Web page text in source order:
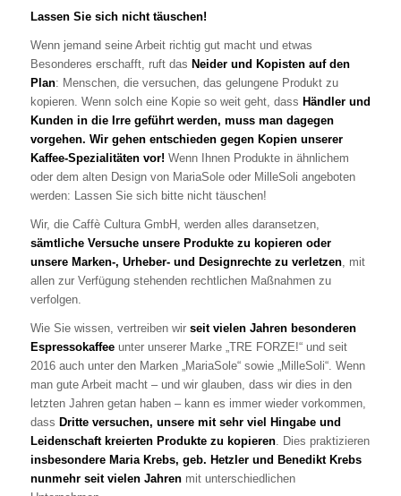
Lassen Sie sich nicht täuschen!
Wenn jemand seine Arbeit richtig gut macht und etwas
Besonderes erschafft, ruft das Neider und Kopisten auf den
Plan: Menschen, die versuchen, das gelungene Produkt zu
kopieren. Wenn solch eine Kopie so weit geht, dass Händler und
Kunden in die Irre geführt werden, muss man dagegen
vorgehen. Wir gehen entschieden gegen Kopien unserer
Kaffee-Spezialitäten vor! Wenn Ihnen Produkte in ähnlichem
oder dem alten Design von MariaSole oder MilleSoli angeboten
werden: Lassen Sie sich bitte nicht täuschen!
Wir, die Caffè Cultura GmbH, werden alles daransetzen,
sämtliche Versuche unsere Produkte zu kopieren oder
unsere Marken-, Urheber- und Designrechte zu verletzen, mit
allen zur Verfügung stehenden rechtlichen Maßnahmen zu
verfolgen.
Wie Sie wissen, vertreiben wir seit vielen Jahren besonderen
Espressokaffeeunter unserer Marke „TRE FORZE!“ und seit
2016 auch unter den Marken „MariaSole“ sowie „MilleSoli“. Wenn
man gute Arbeit macht – und wir glauben, dass wir dies in den
letzten Jahren getan haben – kann es immer wieder vorkommen,
dass Dritte versuchen, unsere mit sehr viel Hingabe und
Leidenschaft kreierten Produkte zu kopieren. Dies praktizieren
insbesondere Maria Krebs, geb. Hetzler und Benedikt Krebs
nunmehr seit vielen Jahrenmit unterschiedlichen